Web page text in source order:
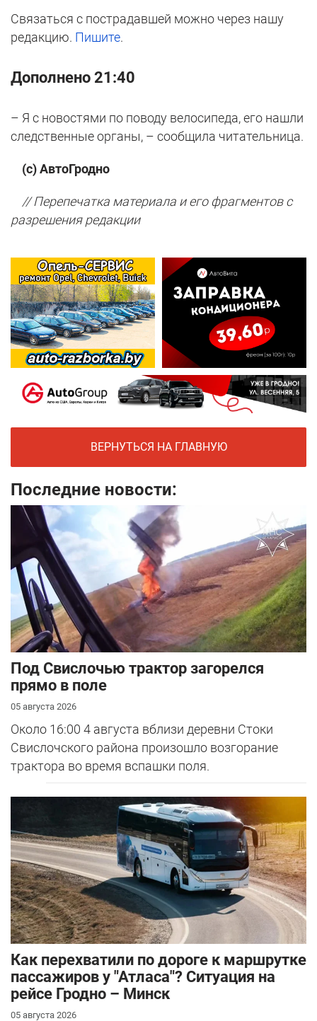
Связаться с пострадавшей можно через нашу
редакцию. Пишите.
Дополнено 21:40
– Я с новостями по поводу велосипеда, его нашли
следственные органы, – сообщила читательница.
(с) АвтоГродно
// Перепечатка материала и его фрагментов с
разрешения редакции
ВЕРНУТЬСЯ НА ГЛАВНУЮ
Последние новости:
Под Свислочью трактор загорелся
прямо в поле
05 августа 2026
Около 16:00 4 августа вблизи деревни Стоки
Свислочского района произошло возгорание
трактора во время вспашки поля.
Как перехватили по дороге к маршрутке
пассажиров у "Атласа"? Ситуация на
рейсе Гродно – Минск
05 августа 2026